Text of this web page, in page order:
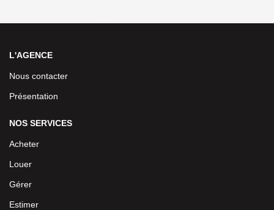
L'AGENCE
Nous contacter
Présentation
NOS SERVICES
Acheter
Louer
Gérer
Estimer